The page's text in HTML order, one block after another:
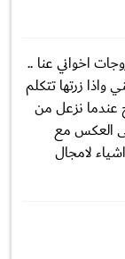
اخواني عنا ..
واذا زرتها تتكلم
عندما نزعل من
العكس مع
لامجال